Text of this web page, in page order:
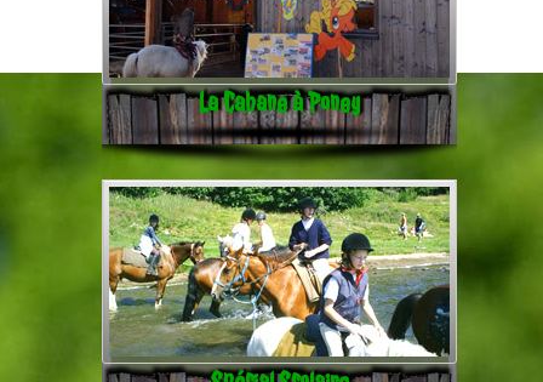
La Cabane à Poney